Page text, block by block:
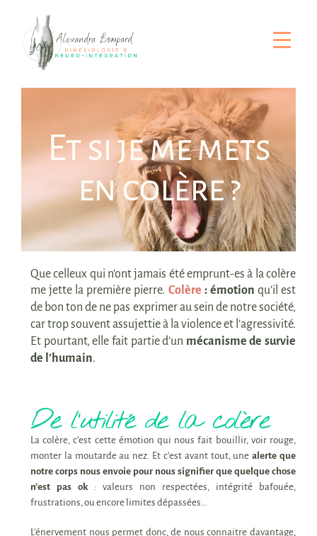
contenu
Et si je me mets
en colère ?
Que celleux qui n’ont jamais été emprunt-es à la colère
me jette la première pierre. Colère : émotion qu’il est
de bon ton de ne pas exprimer au sein de notre société,
car trop souvent assujettie à la violence et l’agressivité.
Et pourtant, elle fait partie d’un mécanisme de survie
de l’humain.
De l’utilité de la colère
La colère, c’est cette émotion qui nous fait bouillir, voir rouge,
monter la moutarde au nez. Et c’est avant tout, unealerte que
notre corps nous envoie pour nous signifier que quelque chose
n’est pas ok : valeurs non respectées, intégrité bafouée,
frustrations, ou encore limites dépassées…
L’énervement nous permet donc, de nous connaitre davantage,